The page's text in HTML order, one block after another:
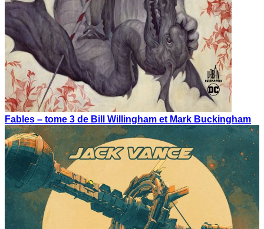
Fables – tome 3 de Bill Willingham et Mark Buckingham